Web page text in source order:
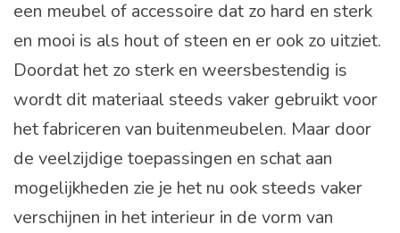
een meubel of accessoire dat zo hard en sterk
en mooi is als hout of steen en er ook zo uitziet.
Doordat het zo sterk en weersbestendig is
wordt dit materiaal steeds vaker gebruikt voor
het fabriceren van buitenmeubelen. Maar door
de veelzijdige toepassingen en schat aan
mogelijkheden zie je het nu ook steeds vaker
verschijnen in het interieur in de vorm van